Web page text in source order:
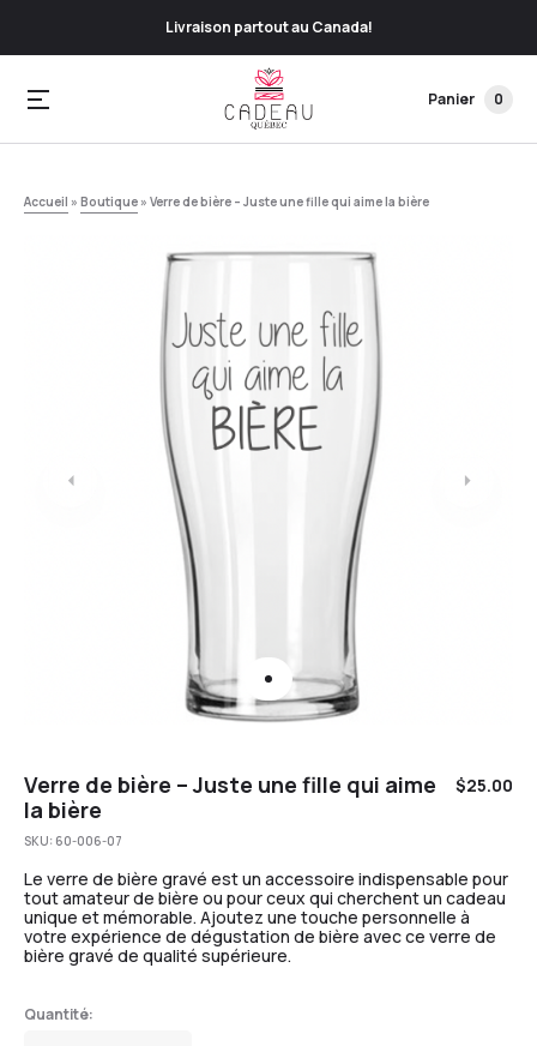
Livraison partout au Canada!
Panier 0
Accueil » Boutique » Verre de bière – Juste une fille qui aime la bière
Verre de bière – Juste une fille qui aime
la bière
$25.00
SKU: 60-006-07
Le verre de bière gravé est un accessoire indispensable pour
tout amateur de bière ou pour ceux qui cherchent un cadeau
unique et mémorable. Ajoutez une touche personnelle à
votre expérience de dégustation de bière avec ce verre de
bière gravé de qualité supérieure.